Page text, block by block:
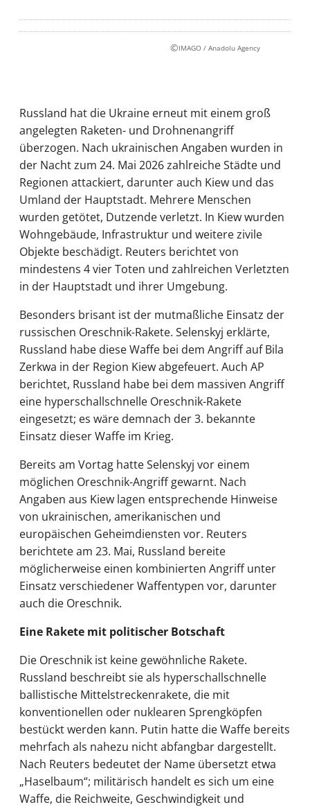
©IMAGO / Anadolu Agency
Russland hat die Ukraine erneut mit einem groß
angelegten Raketen- und Drohnenangriff
überzogen. Nach ukrainischen Angaben wurden in
der Nacht zum 24. Mai 2026 zahlreiche Städte und
Regionen attackiert, darunter auch Kiew und das
Umland der Hauptstadt. Mehrere Menschen
wurden getötet, Dutzende verletzt. In Kiew wurden
Wohngebäude, Infrastruktur und weitere zivile
Objekte beschädigt. Reuters berichtet von
mindestens 4 vier Toten und zahlreichen Verletzten
in der Hauptstadt und ihrer Umgebung.
Besonders brisant ist der mutmaßliche Einsatz der
russischen Oreschnik-Rakete. Selenskyj erklärte,
Russland habe diese Waffe bei dem Angriff auf Bila
Zerkwa in der Region Kiew abgefeuert. Auch AP
berichtet, Russland habe bei dem massiven Angriff
eine hyperschallschnelle Oreschnik-Rakete
eingesetzt; es wäre demnach der 3. bekannte
Einsatz dieser Waffe im Krieg.
Bereits am Vortag hatte Selenskyj vor einem
möglichen Oreschnik-Angriff gewarnt. Nach
Angaben aus Kiew lagen entsprechende Hinweise
von ukrainischen, amerikanischen und
europäischen Geheimdiensten vor. Reuters
berichtete am 23. Mai, Russland bereite
möglicherweise einen kombinierten Angriff unter
Einsatz verschiedener Waffentypen vor, darunter
auch die Oreschnik.
Eine Rakete mit politischer Botschaft
Die Oreschnik ist keine gewöhnliche Rakete.
Russland beschreibt sie als hyperschallschnelle
ballistische Mittelstreckenrakete, die mit
konventionellen oder nuklearen Sprengköpfen
bestückt werden kann. Putin hatte die Waffe bereits
mehrfach als nahezu nicht abfangbar dargestellt.
Nach Reuters bedeutet der Name übersetzt etwa
„Haselbaum“; militärisch handelt es sich um eine
Waffe, die Reichweite, Geschwindigkeit und